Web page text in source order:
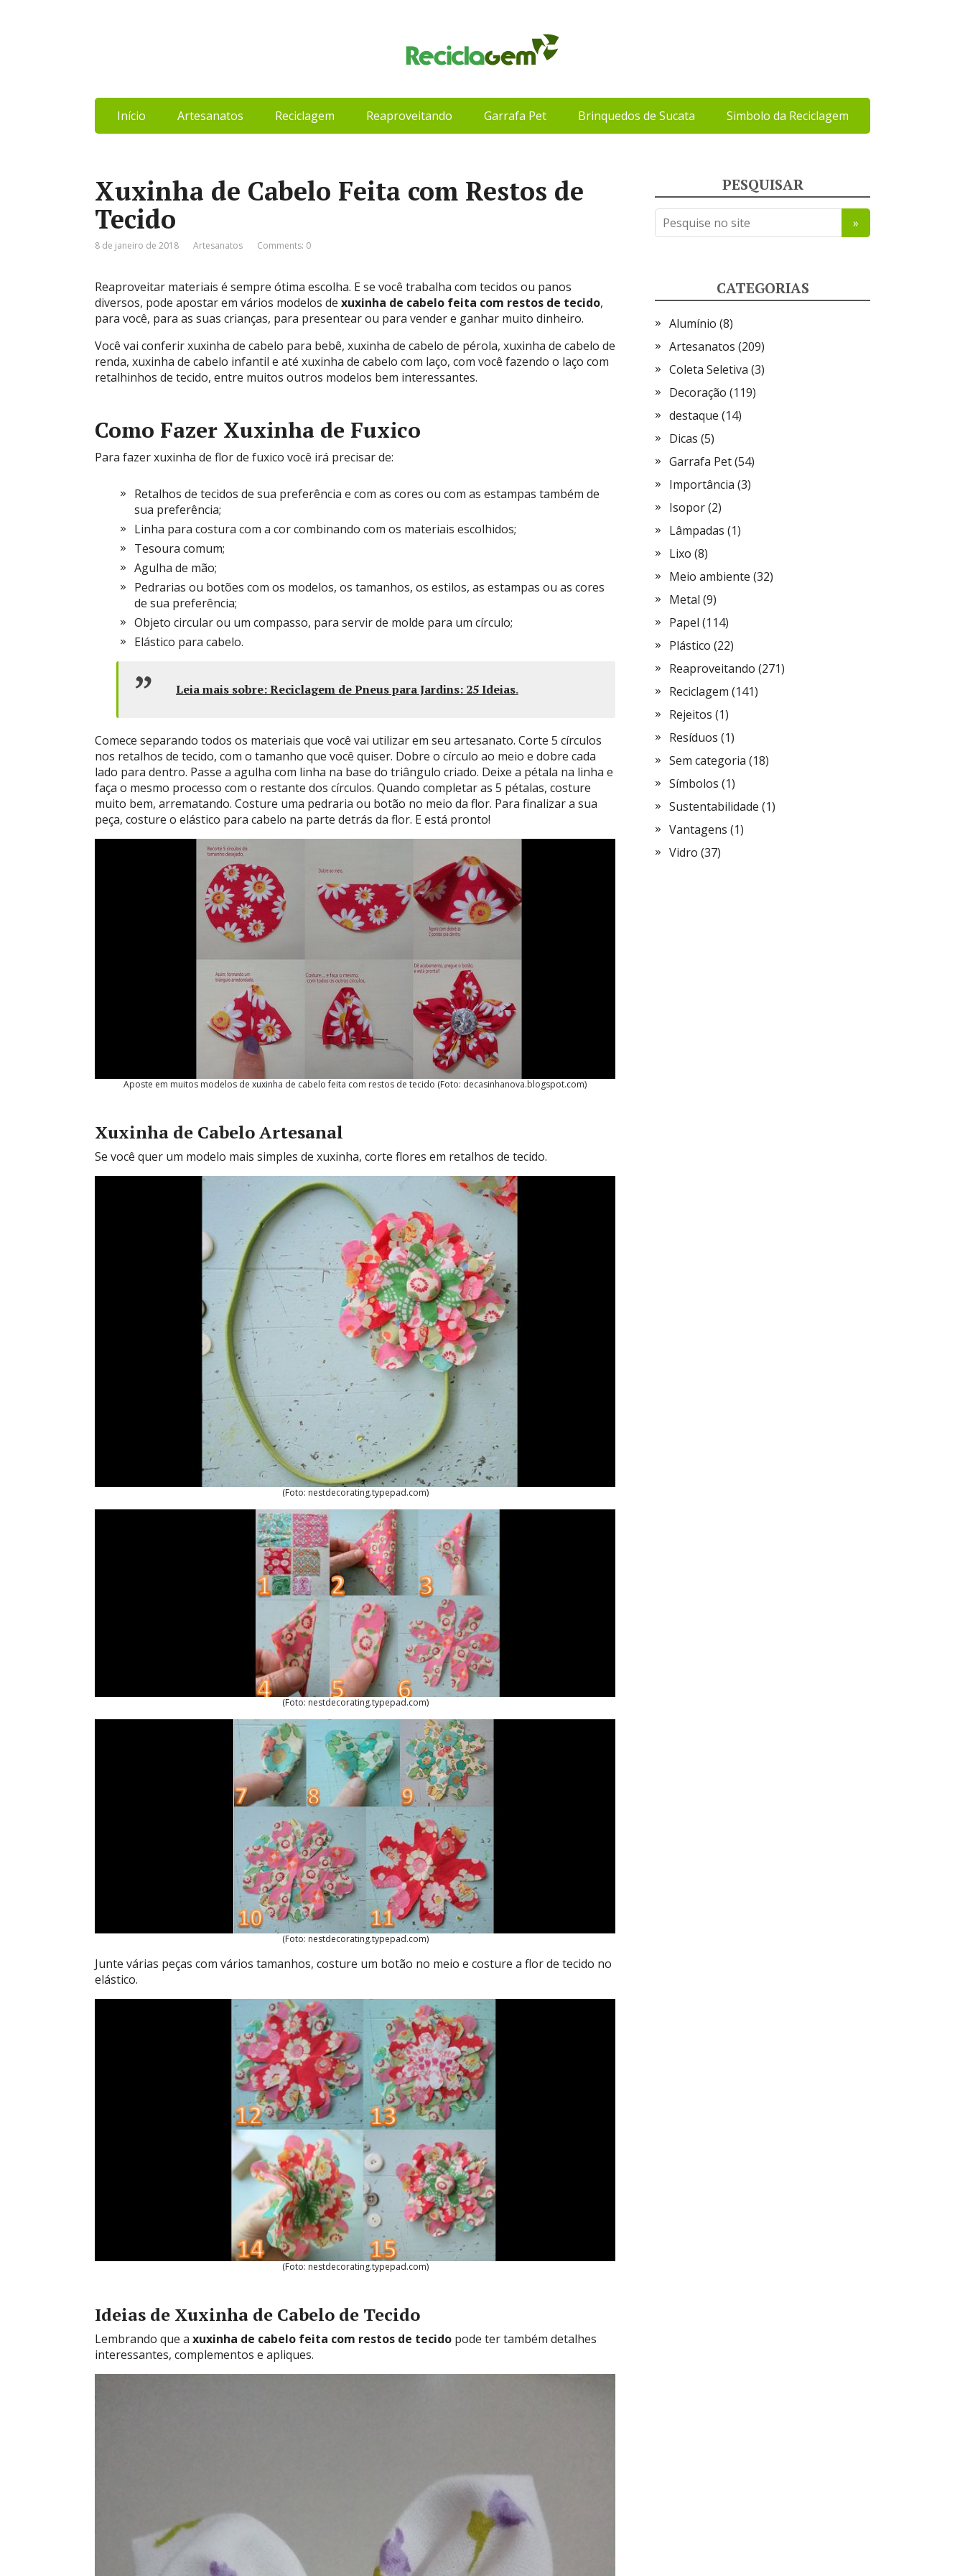
Início Artesanatos Reciclagem Reaproveitando Garrafa Pet Brinquedos de Sucata Simbolo da Reciclagem
Xuxinha de Cabelo Feita com Restos de
Tecido
8 de janeiro de 2018 Artesanatos Comments: 0
Reaproveitar materiais é sempre ótima escolha. E se você trabalha com tecidos ou panos
diversos, pode apostar em vários modelos de xuxinha de cabelo feita com restos de tecido,
para você, para as suas crianças, para presentear ou para vender e ganhar muito dinheiro.
Você vai conferir xuxinha de cabelo para bebê, xuxinha de cabelo de pérola, xuxinha de cabelo de
renda, xuxinha de cabelo infantil e até xuxinha de cabelo com laço, com você fazendo o laço com
retalhinhos de tecido, entre muitos outros modelos bem interessantes.
Como Fazer Xuxinha de Fuxico
Para fazer xuxinha de flor de fuxico você irá precisar de:
Retalhos de tecidos de sua preferência e com as cores ou com as estampas também de
sua preferência;
Linha para costura com a cor combinando com os materiais escolhidos;
Tesoura comum;
Agulha de mão;
Pedrarias ou botões com os modelos, os tamanhos, os estilos, as estampas ou as cores
de sua preferência;
Objeto circular ou um compasso, para servir de molde para um círculo;
Elástico para cabelo.
Leia mais sobre:Reciclagem de Pneus para Jardins: 25 Ideias.
Comece separando todos os materiais que você vai utilizar em seu artesanato. Corte 5 círculos
nos retalhos de tecido, com o tamanho que você quiser. Dobre o círculo ao meio e dobre cada
lado para dentro. Passe a agulha com linha na base do triângulo criado. Deixe a pétala na linha e
faça o mesmo processo com o restante dos círculos. Quando completar as 5 pétalas, costure
muito bem, arrematando. Costure uma pedraria ou botão no meio da flor. Para finalizar a sua
peça, costure o elástico para cabelo na parte detrás da flor. E está pronto!
Aposte em muitos modelos de xuxinha de cabelo feita com restos de tecido (Foto: decasinhanova.blogspot.com)
Xuxinha de Cabelo Artesanal
Se você quer um modelo mais simples de xuxinha, corte flores em retalhos de tecido.
(Foto: nestdecorating.typepad.com)
(Foto: nestdecorating.typepad.com)
(Foto: nestdecorating.typepad.com)
Junte várias peças com vários tamanhos, costure um botão no meio e costure a flor de tecido no
elástico.
(Foto: nestdecorating.typepad.com)
Ideias de Xuxinha de Cabelo de Tecido
Lembrando que a xuxinha de cabelo feita com restos de tecido pode ter também detalhes
interessantes, complementos e apliques.
PESQUISAR
CATEGORIAS
Alumínio (8)
Artesanatos (209)
Coleta Seletiva (3)
Decoração (119)
destaque (14)
Dicas (5)
Garrafa Pet(54)
Importância (3)
Isopor(2)
Lâmpadas (1)
Lixo (8)
Meio ambiente (32)
Metal (9)
Papel (114)
Plástico (22)
Reaproveitando (271)
Reciclagem (141)
Rejeitos (1)
Resíduos (1)
Sem categoria (18)
Símbolos (1)
Sustentabilidade (1)
Vantagens (1)
Vidro (37)